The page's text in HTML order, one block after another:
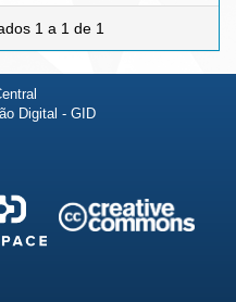
1 a 1 de 1
Digital - GID